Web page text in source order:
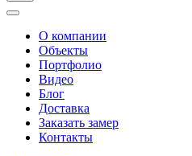
О компании
Объекты
Портфолио
Видео
Блог
Доставка
Заказать замер
Контакты